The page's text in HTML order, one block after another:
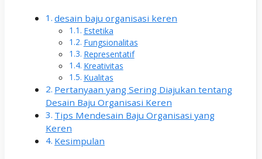
desain baju organisasi keren
Estetika
Fungsionalitas
Representatif
Kreativitas
Kualitas
Pertanyaan yang Sering Diajukan tentang
Desain Baju Organisasi Keren
Tips Mendesain Baju Organisasi yang
Keren
Kesimpulan